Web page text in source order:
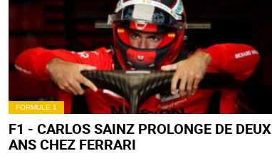
FORMULE 1
F1 - CARLOS SAINZ PROLONGE DE DEUX
ANS CHEZ FERRARI